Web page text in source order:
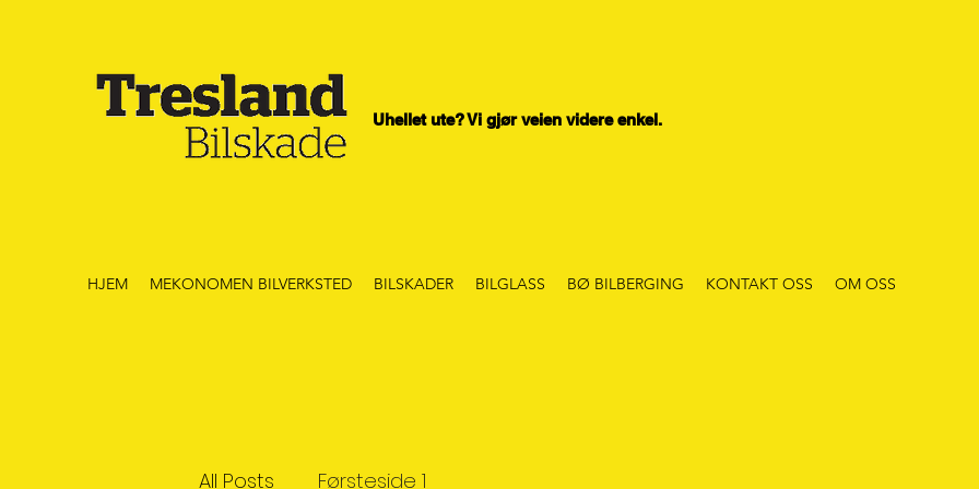
Uhellet ute? Vi gjør veien videre enkel.
HJEM MEKONOMEN BILVERKSTED BILSKADER BILGLASS BØ BILBERGING KONTAKT OSS OM OSS
All Posts Førsteside 1